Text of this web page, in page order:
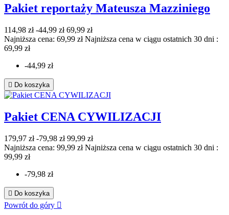
Pakiet reportaży Mateusza Mazziniego
114,98 zł -44,99 zł 69,99 zł
Najniższa cena: 69,99 złNajniższa cena w ciągu ostatnich 30 dni :
69,99 zł
-44,99 zł
 Do koszyka
Pakiet CENA CYWILIZACJI
179,97 zł -79,98 zł 99,99 zł
Najniższa cena: 99,99 złNajniższa cena w ciągu ostatnich 30 dni :
99,99 zł
-79,98 zł
 Do koszyka
Powrót do góry 